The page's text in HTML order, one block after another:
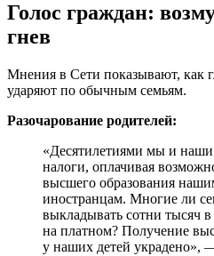
Голос граждан:
гнев
Мнения в Сети показывают, как
ударяют по обычным семьям.
Разочарование родителей:
«Десятилетиями мы и
налоги, оплачивая
высшего образования
иностранцам. Многие ли
выкладывать сотни тысяч
на платном? Получение
у наших детей украдено»,